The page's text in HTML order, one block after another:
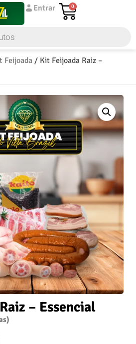
Entrar 0
Feijoada/ Kit Feijoada Raiz –
– Essencial